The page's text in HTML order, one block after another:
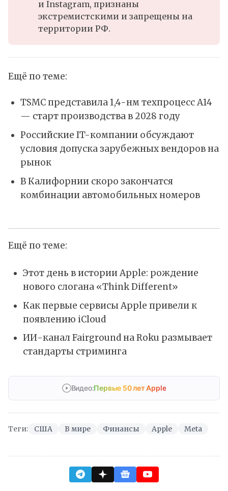
и Instagram, признаны
экстремистскими и запрещены на
территории РФ.
Ещё по теме:
TSMC представила 1,4-нм техпроцесс A14
— старт производства в 2028 году
Российские IT-компании обсуждают
условия допуска зарубежных вендоров на
рынок
В Калифорнии скоро закончатся
комбинации автомобильных номеров
Ещё по теме:
Этот день в истории Apple: рождение
нового слогана «Think Different»
Как первые сервисы Apple привели к
появлению iCloud
ИИ-канал Fairground на Roku размывает
стандарты стриминга
Видео:Первые 50 лет Apple
Теги: США В мире Финансы Apple Meta